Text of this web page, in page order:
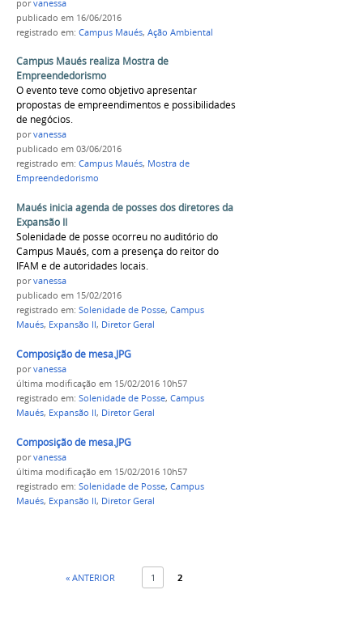
porvanessa
publicado em 16/06/2016
registrado em: Campus Maués, Ação Ambiental
Campus Maués realiza Mostra de
Empreendedorismo
O evento teve como objetivo apresentar
propostas de empreendimentos e possibilidades
de negócios.
porvanessa
publicado em 03/06/2016
registrado em: Campus Maués, Mostra de
Empreendedorismo
Maués inicia agenda de posses dos diretores da
Expansão II
Solenidade de posse ocorreu no auditório do
Campus Maués, com a presença do reitor do
IFAM e de autoridades locais.
porvanessa
publicado em 15/02/2016
registrado em: Solenidade de Posse, Campus
Maués, Expansão II, Diretor Geral
Composição de mesa.JPG
porvanessa
última modificação em 15/02/2016 10h57
registrado em: Solenidade de Posse, Campus
Maués, Expansão II, Diretor Geral
Composição de mesa.JPG
porvanessa
última modificação em 15/02/2016 10h57
registrado em: Solenidade de Posse, Campus
Maués, Expansão II, Diretor Geral
« ANTERIOR 1 2